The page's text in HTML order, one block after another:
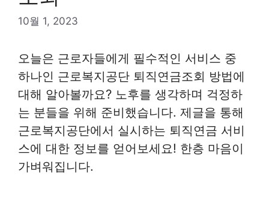
10월 1, 2023
오늘은 근로자들에게 필수적인 서비스 중
하나인 근로복지공단 퇴직연금조회 방법에
대해 알아볼까요? 노후를 생각하며 걱정하
는 분들을 위해 준비했습니다. 제글을 통해
근로복지공단에서 실시하는 퇴직연금 서비
스에 대한 정보를 얻어보세요! 한층 마음이
가벼워집니다.